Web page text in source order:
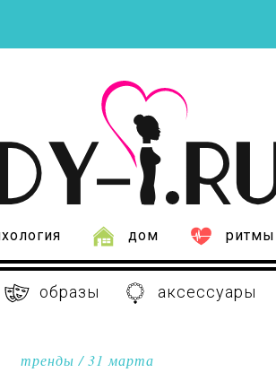
дом
образы аксессуары
тренды / 31 марта